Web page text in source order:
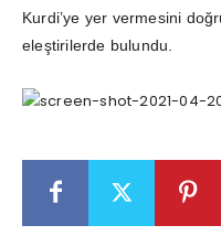
Kurdi’ye yer vermesini
eleştirilerde bulundu.